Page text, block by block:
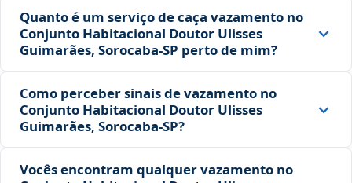
Quanto é um serviço de caça vazamento no
Conjunto Habitacional Doutor Ulisses
Guimarães, Sorocaba‑SP perto de mim?
Como perceber sinais de vazamento no
Conjunto Habitacional Doutor Ulisses
Guimarães, Sorocaba‑SP?
Vocês encontram qualquer vazamento no